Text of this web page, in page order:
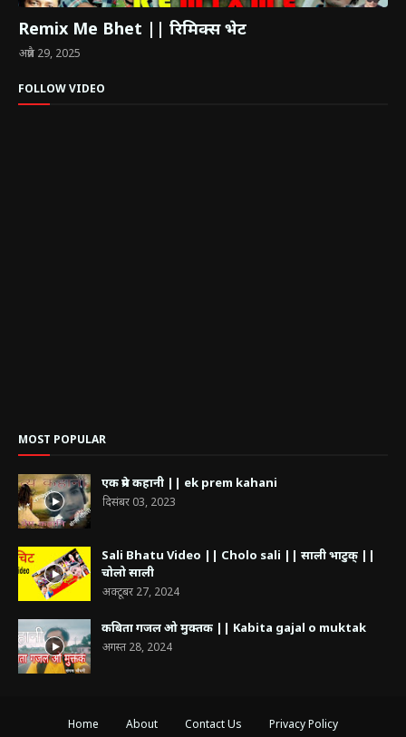
Remix Me Bhet || रिमिक्स भेट
अप्रैल 29, 2025
FOLLOW VIDEO
MOST POPULAR
एक प्रेम कहानी || ek prem kahani
दिसंबर 03, 2023
Sali Bhatu Video || Cholo sali || साली भाटुक् ||
चोलो साली
अक्टूबर 27, 2024
कबिता गजल ओ मुक्तक || Kabita gajal o muktak
अगस्त 28, 2024
Home About Contact Us Privacy Policy